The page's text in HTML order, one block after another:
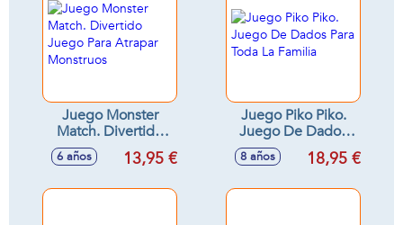
Juego Monster
Match. Divertido
Juego Para Atrapar
Monstruos
6 años 13,95 €
Juego Piko Piko.
Juego De Dados
Para Toda La
Familia
8 años 18,95 €